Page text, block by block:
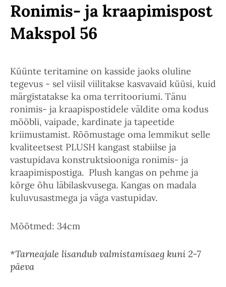
Ronimis- ja kraapimispost
Makspol 56
Küünte teritamine on kasside jaoks oluline
tegevus - sel viisil viilitakse kasvavaid küüsi, kuid
märgistatakse ka oma territooriumi. Tänu
ronimis- ja kraapispostidele väldite oma kodus
mööbli, vaipade, kardinate ja tapeetide
kriimustamist. Rõõmustage oma lemmikut selle
kvaliteetsest PLUSH kangast stabiilse ja
vastupidava konstruktsiooniga ronimis- ja
kraapimispostiga. Plush kangas on pehme ja
kõrge õhu läbilaskvusega. Kangas on madala
kuluvusastmega ja väga vastupidav.
Mõõtmed: 34cm
*Tarneajale lisandub valmistamisaeg kuni 2-7
päeva